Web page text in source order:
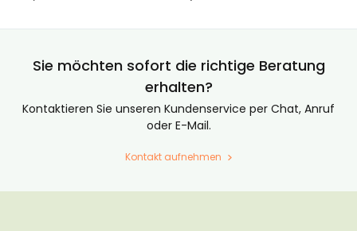
Sie möchten sofort die richtige Beratung
erhalten?
Kontaktieren Sie unseren Kundenservice per Chat, Anruf
oder E-Mail.
Kontakt aufnehmen